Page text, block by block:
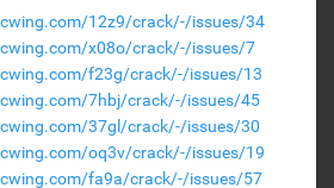
12z9/crack/-/issues/34
x08o/crack/-/issues/7
f23g/crack/-/issues/13
7hbj/crack/-/issues/45
37gl/crack/-/issues/30
oq3v/crack/-/issues/19
fa9a/crack/-/issues/57